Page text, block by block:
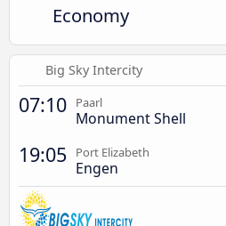
Economy
Big Sky Intercity
07:10 Paarl
Monument Shell
19:05 Port Elizabeth
Engen